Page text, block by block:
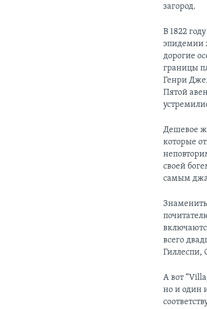
загород.
В 1822
эпидемии
дорогие
границы
Генри
Пятой
Дешевое
которые
своей
самым
всего
Гиллеспи,
А вот
но и один